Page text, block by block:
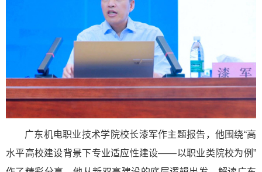
广东机电职业技术学院校长漆军作主题报告，他围绕“高
水平高校建设背景下专业适应性建设——以职业类院校为例”